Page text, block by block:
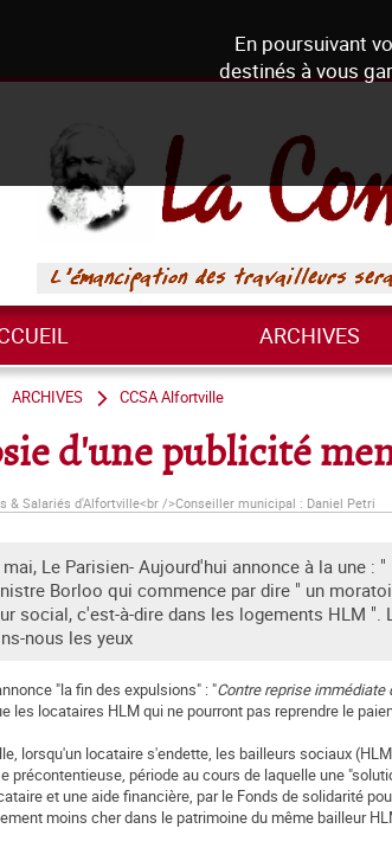
En poursuivant
destinés à vous
ARCHIVES
ARCHIVES CCSA Alfortville
d'une publicité
& Salariés d'Alfortville<br />Conseiller municipal : Daniel Petri
mai, Le Parisien- Aujourd'hui annonce à la une
Borloo qui commence par dire " un
social, c'est-à-dire dans les logements HLM
nous les yeux
"la fin des expulsions" : "Contre reprise
les locataires HLM qui ne pourront pas reprendre le
lorsqu'un locataire s'endette, les bailleurs sociaux
précontentieuse, période au cours de laquelle une
et une aide financière, par le Fonds de solidarité
moins cher dans le patrimoine du même bailleur